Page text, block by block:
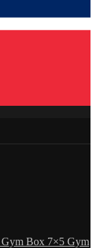
Gym Box 7×5 Gym